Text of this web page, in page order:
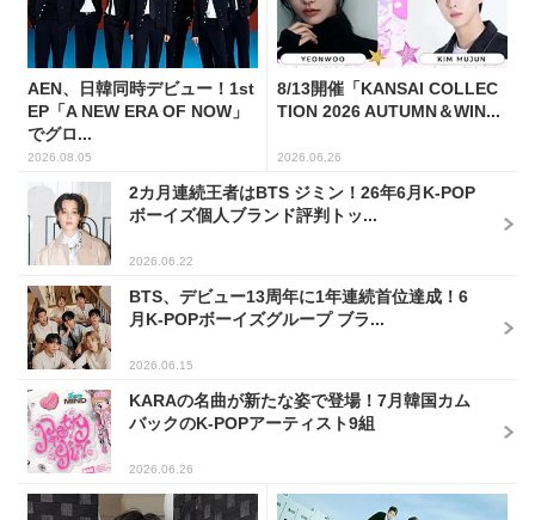
AEN、日韓同時デビュー！1st
EP「A NEW ERA OF NOW」
でグロ...
2026.08.05
8/13開催「KANSAI COLLEC
TION 2026 AUTUMN＆WIN...
2026.06.26
2カ月連続王者はBTS ジミン！26年6月K-POP
ボーイズ個人ブランド評判トッ...
2026.06.22
BTS、デビュー13周年に1年連続首位達成！6
月K-POPボーイズグループ ブラ...
2026.06.15
KARAの名曲が新たな姿で登場！7月韓国カム
バックのK-POPアーティスト9組
2026.06.26